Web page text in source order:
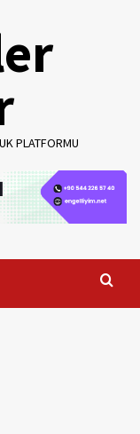
PLATFORMU